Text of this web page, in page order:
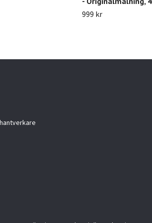
999 kr